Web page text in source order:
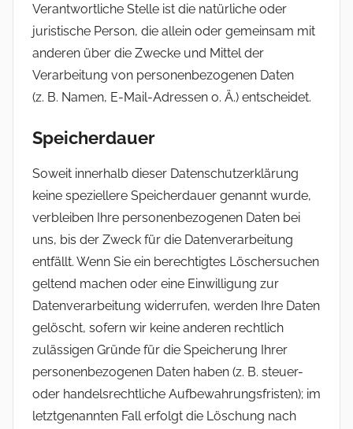
Verantwortliche Stelle ist die natürliche oder
juristische Person, die allein oder gemeinsam mit
anderen über die Zwecke und Mittel der
Verarbeitung von personenbezogenen Daten
(z. B. Namen, E-Mail-Adressen o. Ä.) entscheidet.
Speicherdauer
Soweit innerhalb dieser Datenschutzerklärung
keine speziellere Speicherdauer genannt wurde,
verbleiben Ihre personenbezogenen Daten bei
uns, bis der Zweck für die Datenverarbeitung
entfällt. Wenn Sie ein berechtigtes Löschersuchen
geltend machen oder eine Einwilligung zur
Datenverarbeitung widerrufen, werden Ihre Daten
gelöscht, sofern wir keine anderen rechtlich
zulässigen Gründe für die Speicherung Ihrer
personenbezogenen Daten haben (z. B. steuer-
oder handelsrechtliche Aufbewahrungsfristen); im
letztgenannten Fall erfolgt die Löschung nach